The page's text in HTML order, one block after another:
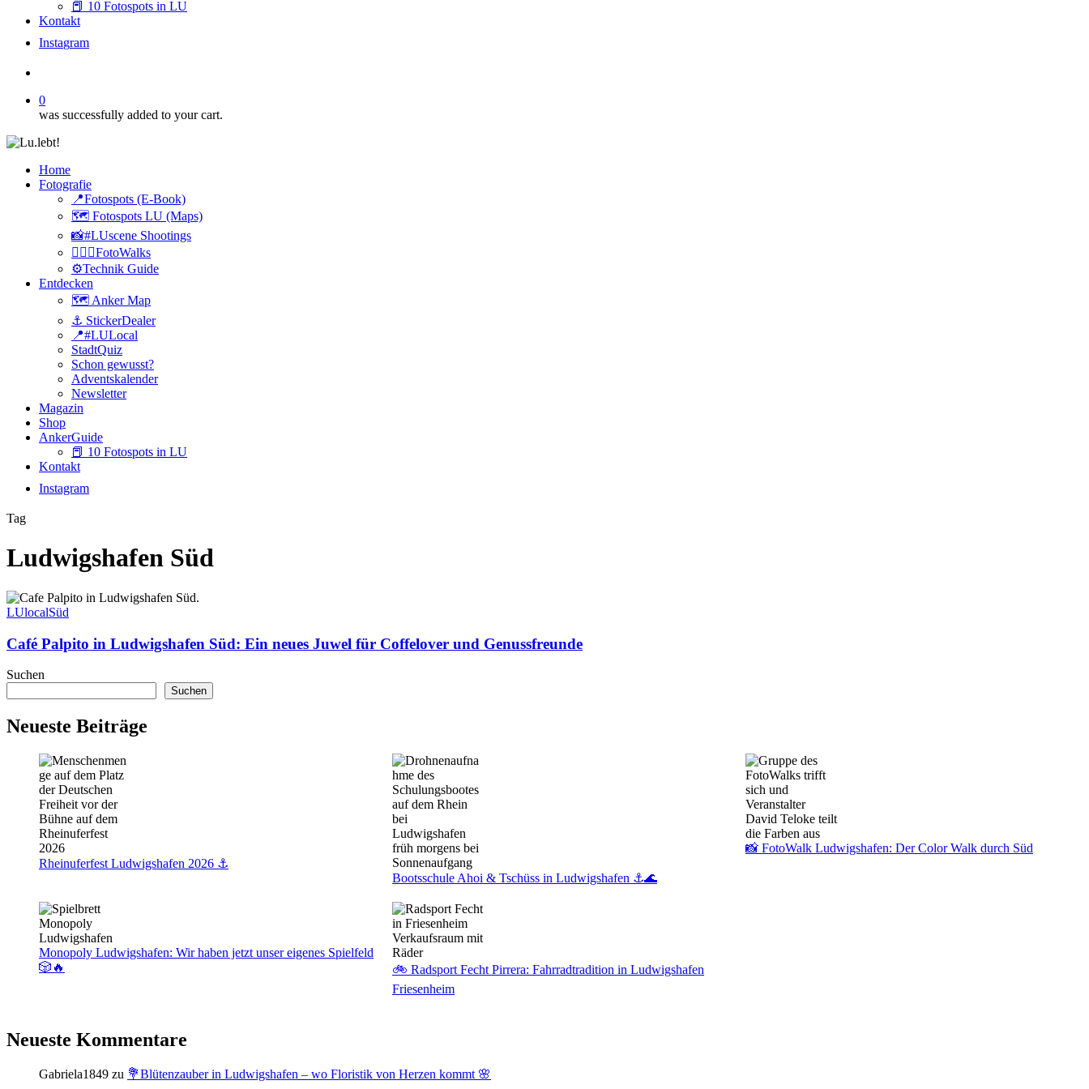
📕 10 Fotospots in LU
Kontakt
Instagram
0
was successfully added to your cart.
Home
Fotografie
📍Fotospots (E-Book)
🗺️ Fotospots LU (Maps)
📸#LUscene Shootings
🚶🏻‍♂️FotoWalks
⚙️Technik Guide
Entdecken
🗺️ Anker Map
⚓️ StickerDealer
📍#LULocal
StadtQuiz
Schon gewusst?
Adventskalender
Newsletter
Magazin
Shop
AnkerGuide
📕 10 Fotospots in LU
Kontakt
Instagram
Tag
Ludwigshafen Süd
Café
Palpito
Ludwigshafen
Süd:
Ein
neues
Juwel
Coffelover
Genussfreunde
LUlocalSüd
Café Palpito in Ludwigshafen Süd: Ein neues Juwel für Coffelover und Genussfreunde
Suchen
Suchen
Neueste Beiträge
Rheinuferfest Ludwigshafen 2026 ⚓️
Bootsschule Ahoi & Tschüss in Ludwigshafen ⚓🌊
📸 FotoWalk Ludwigshafen: Der Color Walk durch Süd
Monopoly Ludwigshafen: Wir haben jetzt unser eigenes Spielfeld
🎲🔥
🚲 Radsport Fecht Pirrera: Fahrradtradition in Ludwigshafen
Friesenheim
Neueste Kommentare
Gabriela1849 zu 💐Blütenzauber in Ludwigshafen – wo Floristik von Herzen kommt 🌸